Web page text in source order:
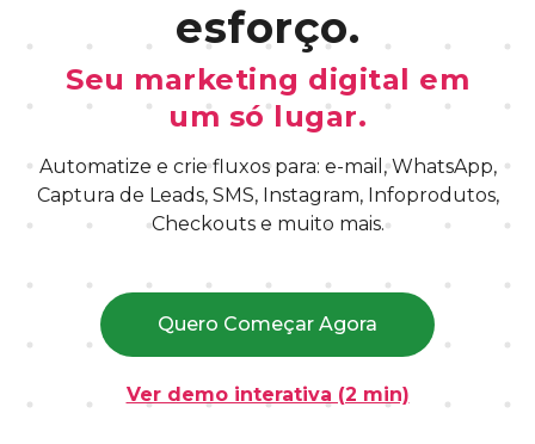
esforço.
Seu marketing digital em
um só lugar.
Automatize e crie fluxos para: e-mail, WhatsApp,
Captura de Leads, SMS, Instagram, Infoprodutos,
Checkouts e muito mais.
Quero Começar Agora
Ver demo interativa (2 min)